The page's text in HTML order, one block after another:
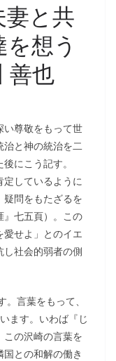
妻と共
想う
善也
尊敬をもって世
治と神の統治を二
にこう記す。
定しているように
疑問をもたざるを
』七五頁）。この
愛せよ」とのイエ
し社会的弱者の側
言葉をもって、
ます。いわば『じ
この沢崎の言葉を
との和解の働き